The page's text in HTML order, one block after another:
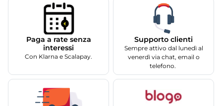
Paga a rate senza
interessi
Con Klarna e Scalapay.
Supporto clienti
Sempre attivo dal lunedì al
venerdì via chat, email o
telefono.